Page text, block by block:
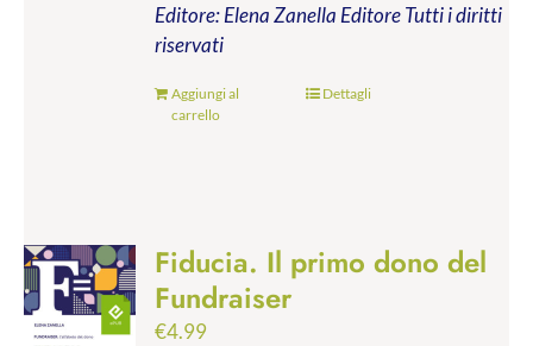
Editore: Elena Zanella EditoreTutti i diritti
riservati
Aggiungi al
carrello
Dettagli
Fiducia. Il primo dono del
Fundraiser
€4.99